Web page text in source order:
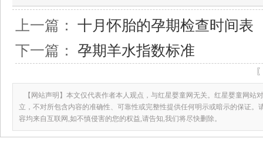
上一篇： 十月怀胎的孕期检查时间表
下一篇： 孕期羊水指数标准
【网站声明】本文仅代表作者本人观点，与红星婴童网无关。红星婴童网站
立，不对所包含内容的准确性、可靠性或完整性提供任何明示或暗示的保证。
容均来自互联网,如不慎侵害的您的权益,请告知,我们将尽快删除。